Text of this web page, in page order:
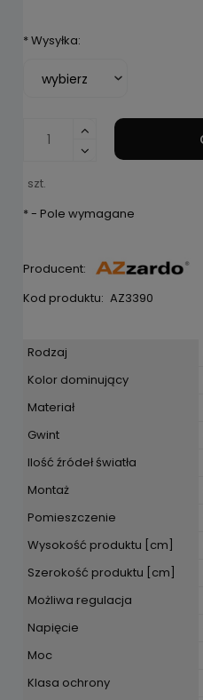
*Wysyłka:
szt.
*- Pole wymagane
Producent:
Kod produktu: AZ3390
Rodzaj
Kolor dominujący
Materiał
Gwint
Ilość źródeł światła
Montaż
Pomieszczenie
Wysokość produktu [cm]
Szerokość produktu [cm]
Możliwa regulacja
Napięcie
Moc
Klasa ochrony